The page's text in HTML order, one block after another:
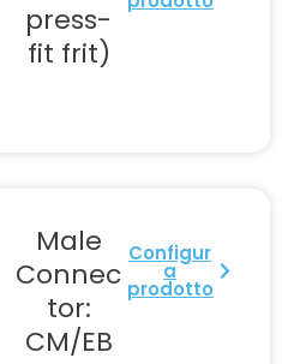
press-
fit frit)
Male
Connec
tor:
CM/EB
Configur
a
prodotto